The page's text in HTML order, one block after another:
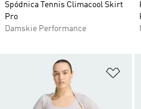
Spódnica Tennis Climacool Skirt
Pro
Damskie Performance